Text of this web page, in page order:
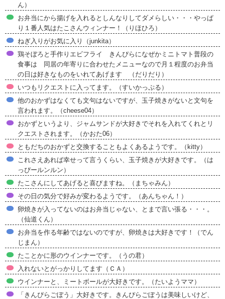
ん）
お弁当にから揚げを入れるとしんなりしてダメらしい・・・やっぱ
り１番人気はたこさんウィンナー！（りほひろ）
ねぎ入りがお気に入り（junkita）
鶏そぼろと手作りエビフライ きんぴらになぜかミニトマト普段の
食事は 同居の年寄りに合わせたメニューなので月１程度のお弁当
の日は好きなものをいれてあげます （だりだり）
いつもリクエストに入ってます。（すいかっぷる）
他のおかずはなくても文句はないですが、玉子焼きがないと文句を
言われます。（cheese04）
おかずというより、ジャムサンドが大好きでそれを入れてくれとリ
クエストされます。（かおた06）
ともだちのおかずと交換することもよくあるようです。（kitty）
これさえあれば幸せって言うくらい、玉子焼きが大好きです。（は
っぴールンルン）
たこさんにしてあげると喜びますね。（まちゃみん）
その日の気分で好みが変わるようです。（あんちゃん！）
卵焼きが入ってないのはお弁当じゃない、とまで言い張る・・・。
（仙道くん）
お弁当を作る年齢ではないのですが、卵焼きは大好きです！（でん
じまん）
たことかに形のウインナーです。（うの君）
入れないとがっかりしてます（ＣＡ）
ウインナーと、ミートボールが大好きです。（たいようママ）
「きんぴらごぼう」大好きです。きんぴらごぼうは美味しいけど、